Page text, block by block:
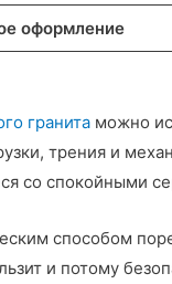
оформление
гранита можно
трения и
со спокойными
способом
и потому